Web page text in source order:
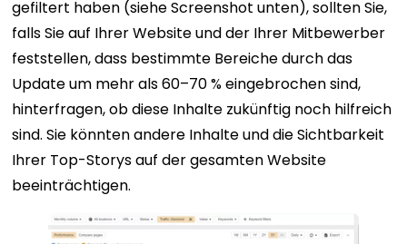
gefiltert haben (siehe Screenshot unten), sollten Sie,
falls Sie auf Ihrer Website und der Ihrer Mitbewerber
feststellen, dass bestimmte Bereiche durch das
Update um mehr als 60–70 % eingebrochen sind,
hinterfragen, ob diese Inhalte zukünftig noch hilfreich
sind. Sie könnten andere Inhalte und die Sichtbarkeit
Ihrer Top-Storys auf der gesamten Website
beeinträchtigen.